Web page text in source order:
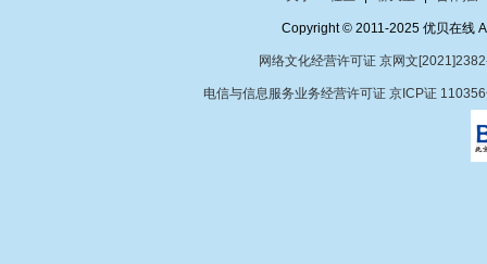
Copyright © 2011-2025 优贝在线
网络文化经营许可证 京网文
电信与信息服务业务经营许可证 京ICP证